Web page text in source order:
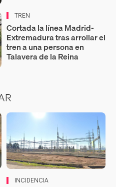
TREN
Cortada la línea Madrid-
Extremadura tras arrollar el
tren a una persona en
Talavera de la Reina
INCIDENCIA